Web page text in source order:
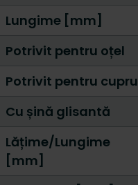
Lungime [mm]
Potrivit pentru oțel
Potrivit pentru cupru
Cu șină glisantă
Lățime/Lungime
[mm]